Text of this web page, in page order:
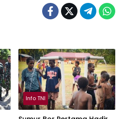
Info TNI